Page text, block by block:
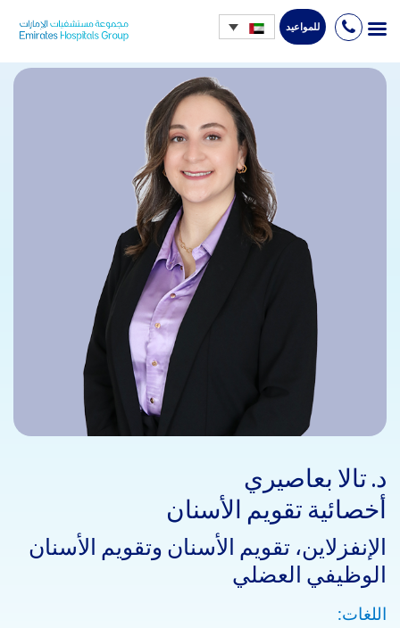
Skip
content
للمواعيد
د. تالا بعاصيري
أخصائية تقويم الأسنان
الإنفزلاين، تقويم الأسنان وتقويم الأسنان
الوظيفي العضلي
اللغات: